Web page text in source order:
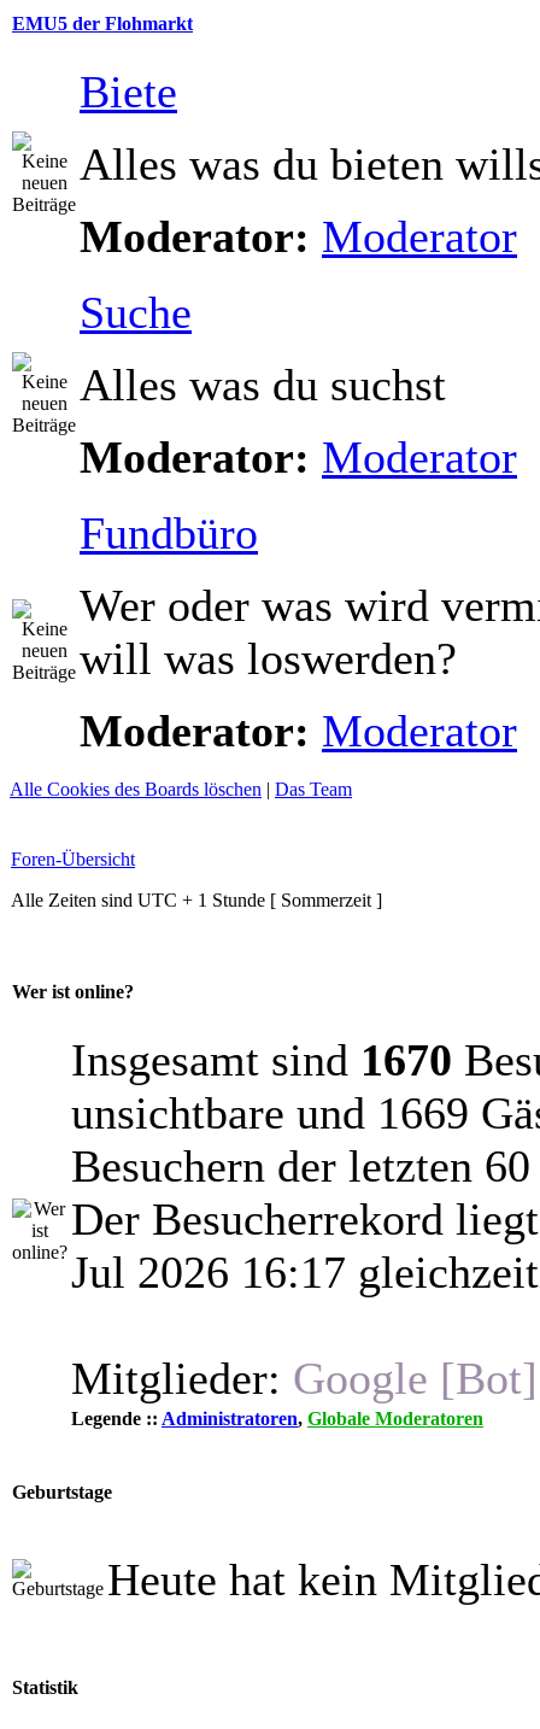
EMU5 der Flohmarkt
Biete
Alles was du bieten
Moderator: Moderator
Suche
Alles was du suchst
Moderator: Moderator
Fundbüro
Wer oder was wird
will was loswerden?
Moderator: Moderator
Alle Cookies des Boards löschen | Das Team
Foren-Übersicht
Alle Zeiten sind UTC + 1 Stunde [ Sommerzeit ]
Wer ist online?
Insgesamt sind 1670
unsichtbare und 1669
Besuchern der letzten
Der Besucherrekord
Jul 2026 16:17
Mitglieder: Google [Bot]
Legende :: Administratoren, Globale Moderatoren
Geburtstage
Heute hat kein
Statistik